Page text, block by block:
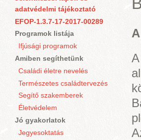
adatvédelmi tájékoztató
EFOP-1.3.7-17-2017-00289
Programok listája
Ifjúsági programok
Amiben segíthetünk
Családi életre nevelés
Természetes családtervezés
Segítő szakemberek
Életvédelem
Jó gyakorlatok
Jegyesoktatás